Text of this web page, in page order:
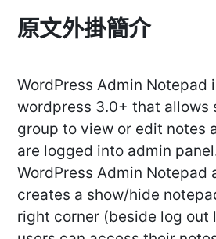
原文外掛簡介
WordPress Admin Notepad
wordpress 3.0+ that allows
group to view or edit notes
are logged into admin
WordPress Admin Notepad
creates a show/hide
right corner (beside log out